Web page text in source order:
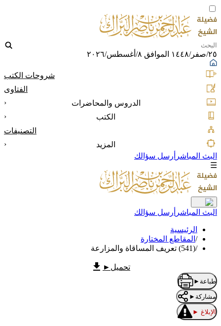
٢٥/صفر/١٤٤٨ الموافق ٨/أغسطس/٢٠٢٦
شروحات الكتب
الفتاوى
الدروس والمحاضرات
‹
الكتب
‹
التصنيفات
المزيد
‹
البث المباشر أرسل سؤالك
☰
البث المباشر أرسل سؤالك
الرئيسية
/ المقاطع المختارة
/(541) تعريف المساقاة والمزارعة
تحميل ►
طباعة ►
مشاركة ►
الإبلاغ ►